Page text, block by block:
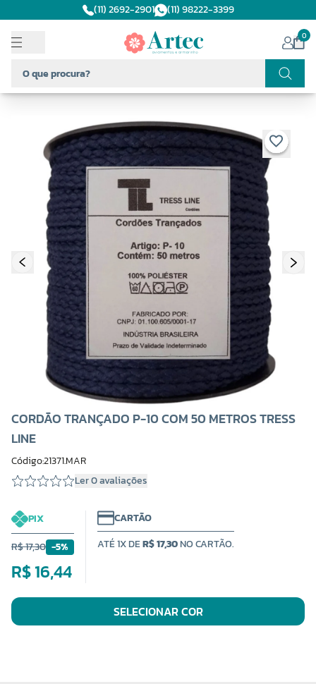
(11) 2692-2901 (11) 98222-3399
0
CORDÃO TRANÇADO P-10 COM 50 METROS TRESS
LINE
Código:21371.MAR
Ler 0 avaliações
PIX
R$ 17,30 -5%
R$ 16,44
CARTÃO
ATÉ 1X DER$ 17,30NO CARTÃO.
SELECIONAR COR